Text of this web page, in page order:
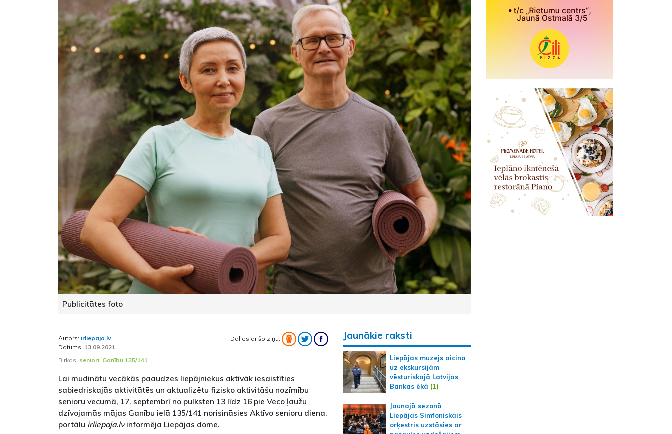
Publicitātes foto
Autors: irliepaja.lv
Datums: 13.09.2021
Dalies ar šo ziņu:
Birkas: seniori, Ganību 135/141
Lai mudinātu vecākās paaudzes liepājniekus aktīvāk iesaistīties
sabiedriskajās aktivitātēs un aktualizētu fizisko aktivitāšu nozīmību
senioru vecumā, 17. septembrī no pulksten 13 līdz 16 pie Veco ļaužu
dzīvojamās mājas Ganību ielā 135/141 norisināsies Aktīvo senioru diena,
portālu irliepaja.lvinformēja Liepājas dome.
Jaunākie raksti
Liepājas muzejs aicina
uz ekskursijām
vēsturiskajā Latvijas
Bankas ēkā (1)
Jaunajā sezonā
Liepājas Simfoniskais
orķestris uzstāsies ar